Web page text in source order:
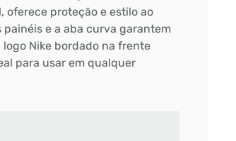
oferece proteção e estilo ao
painéis e a aba curva garantem
Nike bordado na frente
para usar em qualquer